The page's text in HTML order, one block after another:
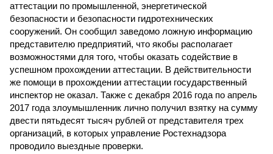
аттестации по промышленной, энергетической
безопасности и безопасности гидротехнических
сооружений. Он сообщил заведомо ложную информацию
представителю предприятий, что якобы располагает
возможностями для того, чтобы оказать содействие в
успешном прохождении аттестации. В действительности
же помощи в прохождении аттестации государственный
инспектор не оказал. Также с декабря 2016 года по апрель
2017 года злоумышленник лично получил взятку на сумму
двести пятьдесят тысяч рублей от представителя трех
организаций, в которых управление Ростехнадзора
проводило выездные проверки.